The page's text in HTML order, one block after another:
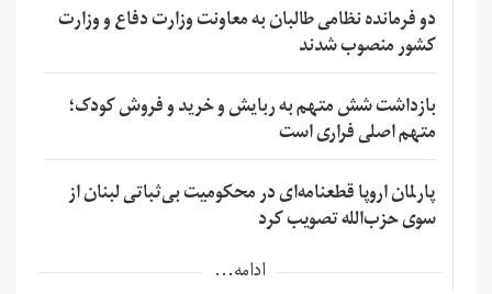
دو فرمانده نظامی طالبان به معاونت وزارت دفاع و وزارت
کشور منصوب شدند
بازداشت شش متهم به ربایش و خرید و فروش کودک؛
متهم اصلی فراری است
پارلمان اروپا قطعنامه‌ای در محکومیت بی‌ثباتی لبنان از
سوی حزب‌الله تصویب کرد
ادامه...